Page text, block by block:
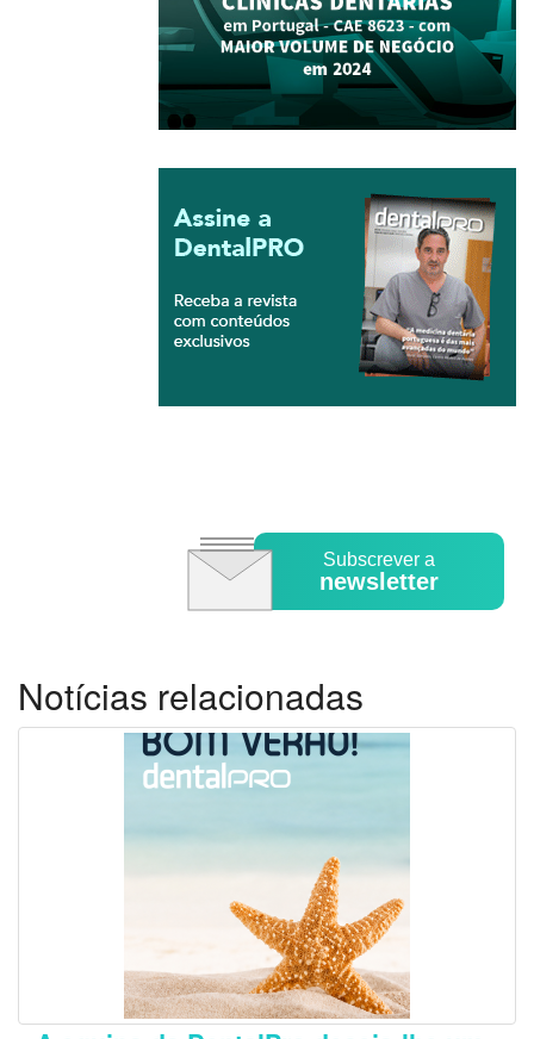
Subscrever a
newsletter
Notícias relacionadas